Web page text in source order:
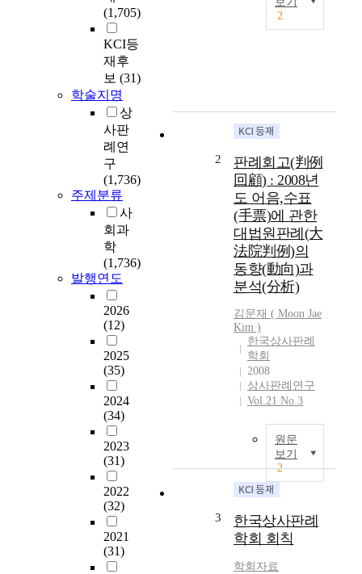
(1,705)
KCI등
재후
보 (31)
학술지명
상
사판
례연
구
(1,736)
주제분류
사
회과
학
(1,736)
발행연도
2026
(12)
2025
(35)
2024
(34)
2023
(31)
2022
(32)
2021
(31)
2
2
판례회고(判例
回顧) : 2008년
도 어음,수표
(手票)에 관한
대법원판례(大
法院判例)의
동향(動向)과
분석(分析)
김문재 ( Moon Jae
Kim )
한국상사판례
학회
2008
상사판례연구
Vol.21 No.3
원문
보기
2
3
한국상사판례
학회 회칙
학회자료